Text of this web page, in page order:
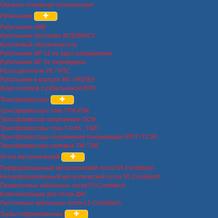
Охранно-пожарная сигнализация
Рубильники
Рубильники ABB
Рубильники Schneider INTERPACT
Кулачковый переключатель
Рубильники ВР-32 на одно направление
Рубильники ВР-32 перекидные
Разъединители РЕ / РПС
Рубильники в корпусе ЯБ / ЯБПВУ
Ящик силовой с рубильником ЯРП
Трансформаторы
трансформаторы тока ТТИ ИЭК
Трансформатор напряжения ОСМ
Трансформаторы тока Т-0.66 , ТШП
Трансформаторы напряжения понижающие ЯТП / ТСЗИ
Трансформаторы силовые ТМ / ТМГ
Лоток металлический
Перфорированный металлический лоток S5 Combitech
Неперфорированный металлический лоток S5 Combitech
Проволочные кабельные лотки F5 Combitech
Комплектующие для лотка ДКС
Лестничные кабельные лотки L5 Combitech
Трубы гофрированные